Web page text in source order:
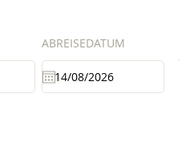
ABREISEDATUM